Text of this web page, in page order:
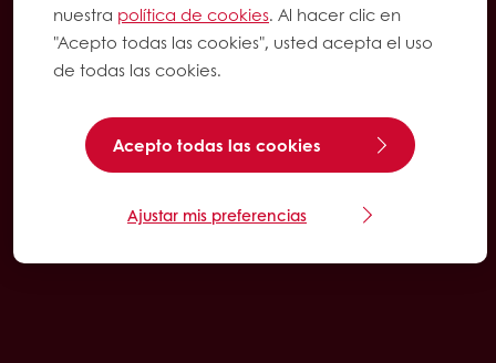
nuestra política de cookies. Al hacer clic en
"Acepto todas las cookies", usted acepta el uso
de todas las cookies.
Acepto todas las cookies
Ajustar mis preferencias